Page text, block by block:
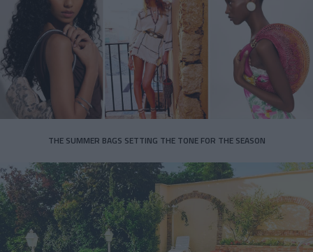
THE SUMMER BAGS SETTING THE TONE FOR THE SEASON